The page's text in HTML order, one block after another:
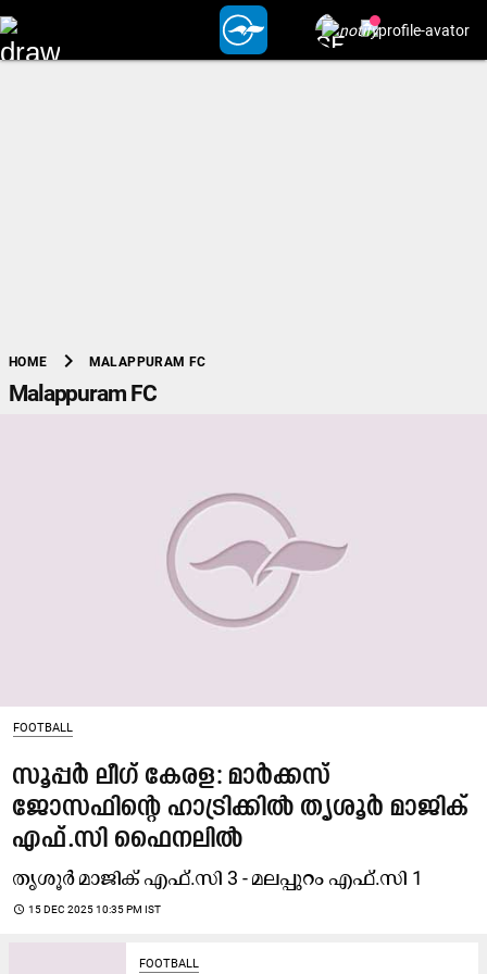
HOME chevron_right MALAPPURAM FC
Malappuram FC
FOOTBALL
സൂപ്പർ ലീഗ് കേരള: മാർക്കസ്
ജോസഫിന്‍റെ ഹാട്രിക്കിൽ തൃശൂർ മാജിക്
എഫ്.സി ഫൈനലിൽ
തൃശൂർ മാജിക് എഫ്.സി 3 - മലപ്പുറം എഫ്.സി 1
access_time 15 DEC 2025 10:35 PM IST
FOOTBALL